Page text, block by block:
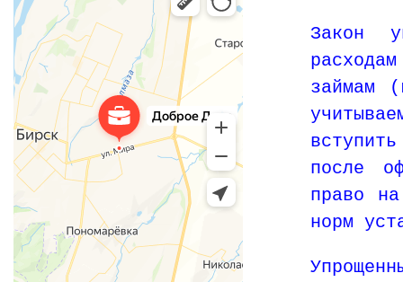
Закон
займам
после
право
норм